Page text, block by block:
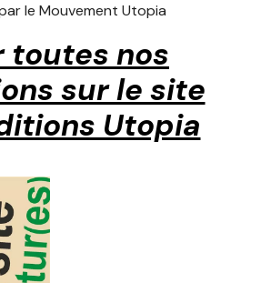
le Mouvement Utopia
toutes nos
sur le site
Utopia